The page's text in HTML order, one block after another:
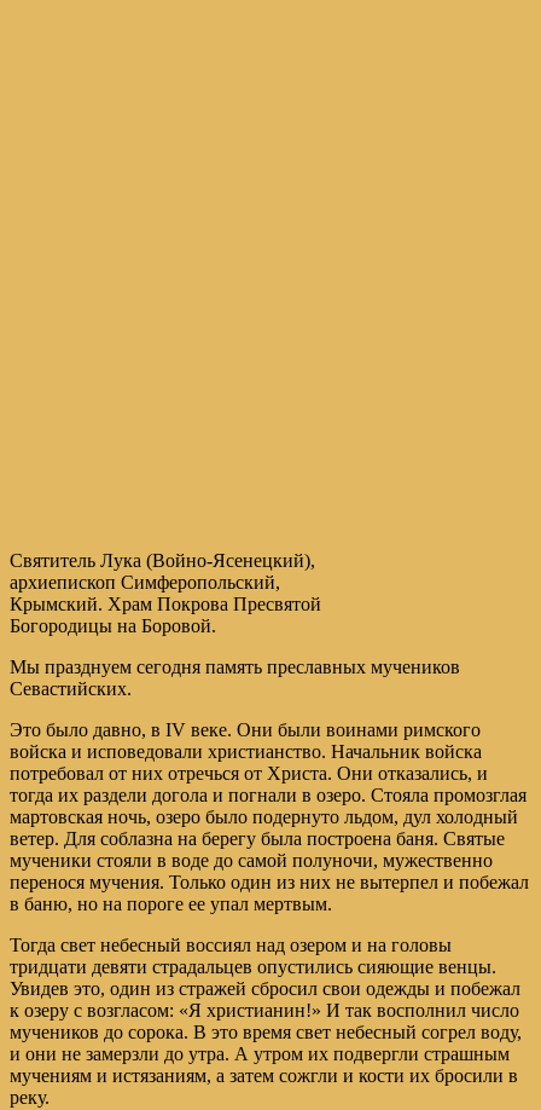
Святитель Лука (Войно-Ясенецкий),
архиепископ Симферопольский,
Крымский. Храм Покрова Пресвятой
Богородицы на Боровой.
Мы празднуем сегодня память преславных мучеников
Севастийских.
Это было давно, в IV веке. Они были воинами римского
войска и исповедовали христианство. Начальник войска
потребовал от них отречься от Христа. Они отказались, и
тогда их раздели догола и погнали в озеро. Стояла промозглая
мартовская ночь, озеро было подернуто льдом, дул холодный
ветер. Для соблазна на берегу была построена баня. Святые
мученики стояли в воде до самой полуночи, мужественно
перенося мучения. Только один из них не вытерпел и побежал
в баню, но на пороге ее упал мертвым.
Тогда свет небесный воссиял над озером и на головы
тридцати девяти страдальцев опустились сияющие венцы.
Увидев это, один из стражей сбросил свои одежды и побежал
к озеру с возгласом: «Я христианин!» И так восполнил число
мучеников до сорока. В это время свет небесный согрел воду,
и они не замерзли до утра. А утром их подвергли страшным
мучениям и истязаниям, а затем сожгли и кости их бросили в
реку.